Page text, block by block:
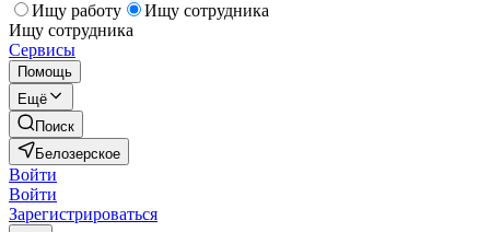
Ищу работу
Ищу сотрудника
Ищу сотрудника
Сервисы
Помощь
Ещё
Поиск
Белозерское
Войти
Войти
Зарегистрироваться